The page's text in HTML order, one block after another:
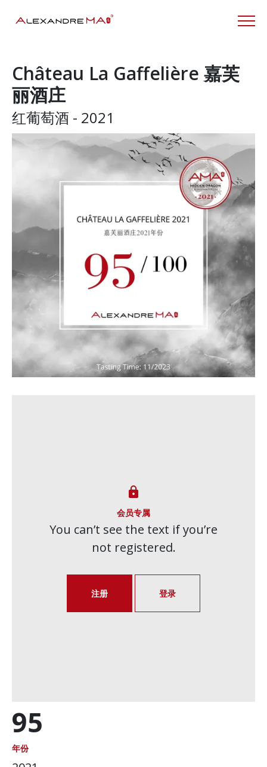
95
年份
Château La Gaffelière 嘉芙
丽酒庄
红葡萄酒 - 2021

会员专属
You can’t see the text if you’re
not registered.
注册 登录